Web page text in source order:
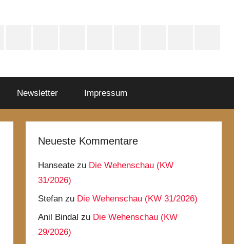
Newsletter Impressum
Neueste Kommentare
Hanseate zu Die Wehenschau (KW
31/2026)
Stefan zu Die Wehenschau (KW 31/2026)
Anil Bindal zu Die Wehenschau (KW
29/2026)